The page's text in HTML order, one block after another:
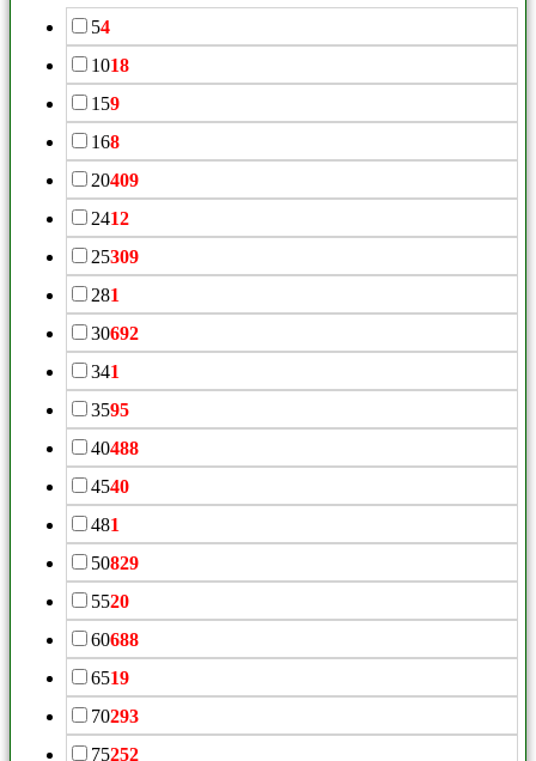
54
1018
159
168
20409
2412
25309
281
30692
341
3595
40488
4540
481
50829
5520
60688
6519
70293
75252